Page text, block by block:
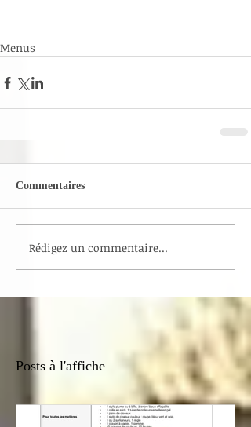
Menus
Commentaires
Rédigez un commentaire...
Posts à l'affiche